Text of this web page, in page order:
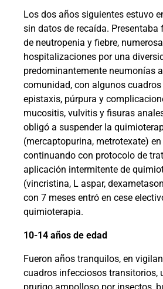
Los dos años siguientes estuvo
sin datos de recaída. Presentaba
de neutropenia y fiebre,
hospitalizaciones por una
predominantemente neumonías
comunidad, con algunos cuadros
epistaxis, púrpura y
mucositis, vulvitis y fisuras
obligó a suspender la
(mercaptopurina, metrotexate)
continuando con protocolo de
aplicación intermitente de
(vincristina, L aspar,
con 7 meses entró en cese
quimioterapia.
10-14 años de edad
Fueron años tranquilos, en
cuadros infecciosos transitorios,